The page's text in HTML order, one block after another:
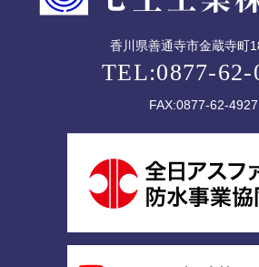
香川県善通寺市金蔵寺町
TEL:0877-62-
FAX:0877-62-4927